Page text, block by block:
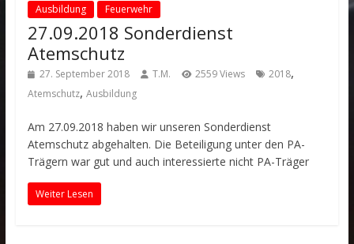
Ausbildung Feuerwehr
27.09.2018 Sonderdienst
Atemschutz
27. September 2018 T.M. 2559 Views 2018,
Atemschutz, Ausbildung
Am 27.09.2018 haben wir unseren Sonderdienst
Atemschutz abgehalten. Die Beteiligung unter den PA-
Trägern war gut und auch interessierte nicht PA-Träger
Weiter Lesen